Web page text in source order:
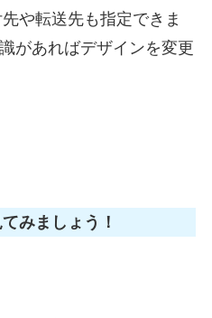
や転送先も指定できま
があればデザインを変更
みましょう！